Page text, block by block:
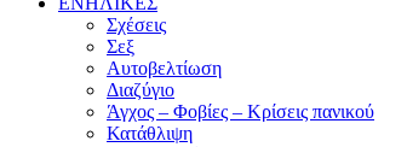
Σχέσεις
Σεξ
Αυτοβελτίωση
Διαζύγιο
Άγχος – Φοβίες – Κρίσεις πανικού
Κατάθλιψη